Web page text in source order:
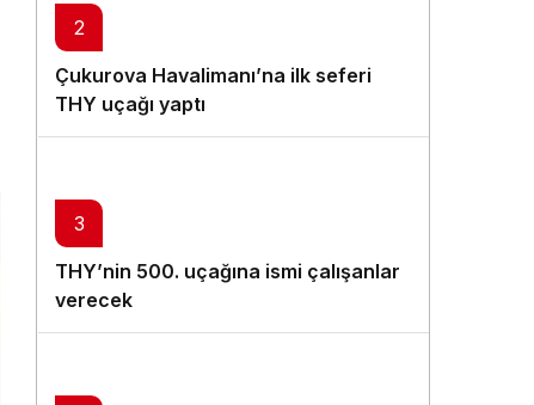
Sistem modunu seçin.
2
Çukurova Havalimanı’na ilk seferi
THY uçağı yaptı
3
THY’nin 500. uçağına ismi çalışanlar
verecek